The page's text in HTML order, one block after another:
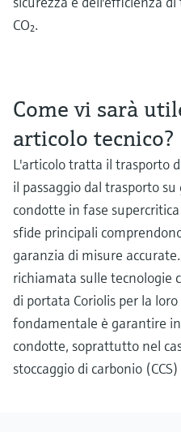
CO₂.
Come vi sarà
articolo tecnico?
L'articolo tratta il trasporto
il passaggio dal trasporto
condotte in fase
sfide principali
garanzia di misure
richiamata sulle tecnologie
di portata Coriolis per la
fondamentale è garantire
condotte, soprattutto nel
stoccaggio di carbonio